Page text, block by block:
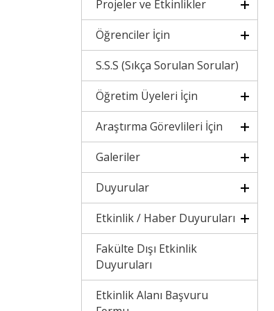
Projeler ve Etkinlikler
Öğrenciler İçin
S.S.S (Sıkça Sorulan Sorular)
Öğretim Üyeleri İçin
Araştırma Görevlileri İçin
Galeriler
Duyurular
Etkinlik / Haber Duyuruları
Fakülte Dışı Etkinlik
Duyuruları
Etkinlik Alanı Başvuru